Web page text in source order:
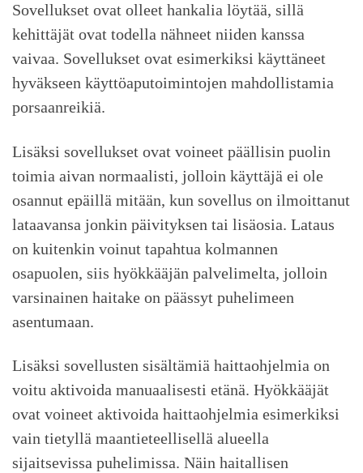
Sovellukset ovat olleet hankalia löytää, sillä
kehittäjät ovat todella nähneet niiden kanssa
vaivaa. Sovellukset ovat esimerkiksi käyttäneet
hyväkseen käyttöaputoimintojen mahdollistamia
porsaanreikiä.
Lisäksi sovellukset ovat voineet päällisin puolin
toimia aivan normaalisti, jolloin käyttäjä ei ole
osannut epäillä mitään, kun sovellus on ilmoittanut
lataavansa jonkin päivityksen tai lisäosia. Lataus
on kuitenkin voinut tapahtua kolmannen
osapuolen, siis hyökkääjän palvelimelta, jolloin
varsinainen haitake on päässyt puhelimeen
asentumaan.
Lisäksi sovellusten sisältämiä haittaohjelmia on
voitu aktivoida manuaalisesti etänä. Hyökkääjät
ovat voineet aktivoida haittaohjelmia esimerkiksi
vain tietyllä maantieteellisellä alueella
sijaitsevissa puhelimissa. Näin haitallisen